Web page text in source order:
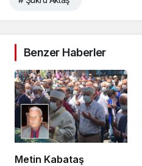
Benzer Haberler
Metin Kabataş